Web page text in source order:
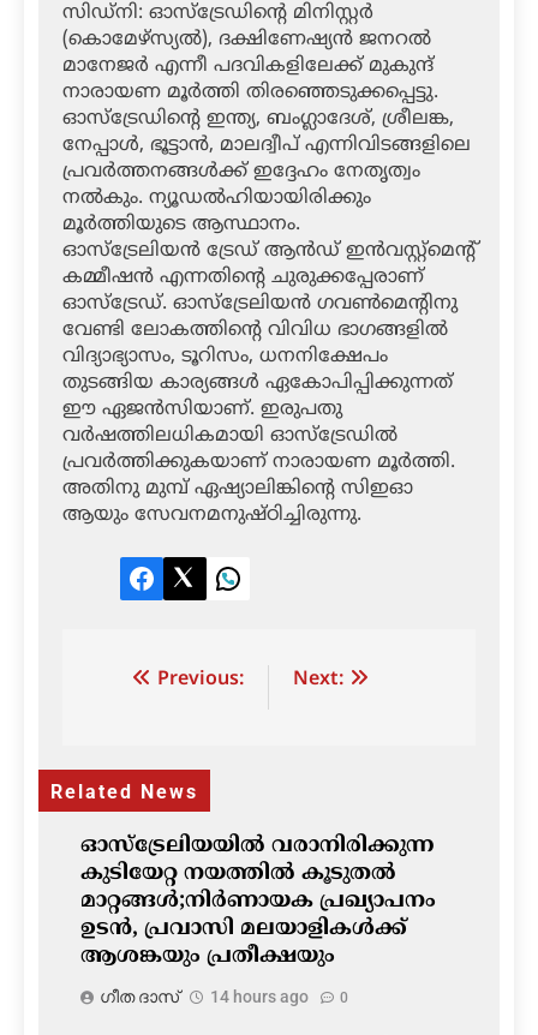
സിഡ്‌നി: ഓസ്‌ട്രേഡിന്റെ മിനിസ്റ്റര്‍
(കൊമേഴ്‌സ്യല്‍), ദക്ഷിണേഷ്യന്‍ ജനറല്‍
മാനേജര്‍ എന്നീ പദവികളിലേക്ക് മുകുന്ദ്
നാരായണ മൂര്‍ത്തി തിരഞ്ഞെടുക്കപ്പെട്ടു.
ഓസ്‌ട്രേഡിന്റെ ഇന്ത്യ, ബംഗ്ലാദേശ്, ശ്രീലങ്ക,
നേപ്പാള്‍, ഭൂട്ടാന്‍, മാലദ്വീപ് എന്നിവിടങ്ങളിലെ
പ്രവര്‍ത്തനങ്ങള്‍ക്ക് ഇദ്ദേഹം നേതൃത്വം
നല്‍കും. ന്യൂഡല്‍ഹിയായിരിക്കും
മൂര്‍ത്തിയുടെ ആസ്ഥാനം.
ഓസ്‌ട്രേലിയന്‍ ട്രേഡ് ആന്‍ഡ് ഇന്‍വസ്റ്റ്‌മെന്റ്
കമ്മീഷന്‍ എന്നതിന്റെ ചുരുക്കപ്പേരാണ്
ഓസ്‌ട്രേഡ്. ഓസ്‌ട്രേലിയന്‍ ഗവണ്‍മെന്റിനു
വേണ്ടി ലോകത്തിന്റെ വിവിധ ഭാഗങ്ങളില്‍
വിദ്യാഭ്യാസം, ടൂറിസം, ധനനിക്ഷേപം
തുടങ്ങിയ കാര്യങ്ങള്‍ ഏകോപിപ്പിക്കുന്നത്
ഈ ഏജന്‍സിയാണ്. ഇരുപതു
വര്‍ഷത്തിലധികമായി ഓസ്‌ട്രേഡില്‍
പ്രവര്‍ത്തിക്കുകയാണ് നാരായണ മൂര്‍ത്തി.
അതിനു മുമ്പ് ഏഷ്യാലിങ്കിന്റെ സിഇഓ
ആയും സേവനമനുഷ്ഠിച്ചിരുന്നു.
Facebook
TwitterLinkedIn
Post Previous: Next:
Related News
ഓസ്‌ട്രേലിയയിൽ വരാനിരിക്കുന്ന
കുടിയേറ്റ നയത്തിൽ കൂടുതൽ
മാറ്റങ്ങൾ;നിർണായക പ്രഖ്യാപനം
ഉടൻ, പ്രവാസി മലയാളികൾക്ക്
ആശങ്കയും പ്രതീക്ഷയും
ഗീത ദാസ്‌ 14 hours ago 0